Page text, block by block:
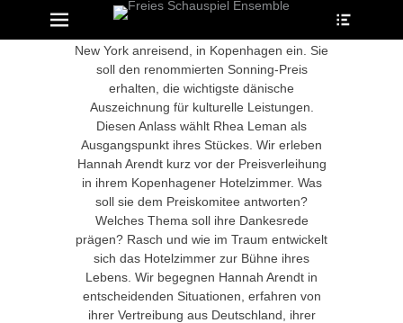
Primary Menu
contentNew York anreisend, in Kopenhagen ein. Sie
soll den renommierten Sonning-Preis
erhalten, die wichtigste dänische
Auszeichnung für kulturelle Leistungen.
Diesen Anlass wählt Rhea Leman als
Ausgangspunkt ihres Stückes. Wir erleben
Hannah Arendt kurz vor der Preisverleihung
in ihrem Kopenhagener Hotelzimmer. Was
soll sie dem Preiskomitee antworten?
Welches Thema soll ihre Dankesrede
prägen? Rasch und wie im Traum entwickelt
sich das Hotelzimmer zur Bühne ihres
Lebens. Wir begegnen Hannah Arendt in
entscheidenden Situationen, erfahren von
ihrer Vertreibung aus Deutschland, ihrer